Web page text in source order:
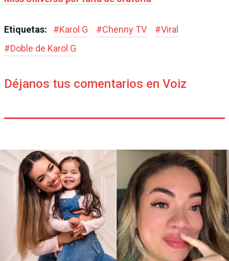
Etiquetas: #Karol G #Chenny TV #Viral
#Doble de Karol G
Déjanos tus comentarios en Voiz